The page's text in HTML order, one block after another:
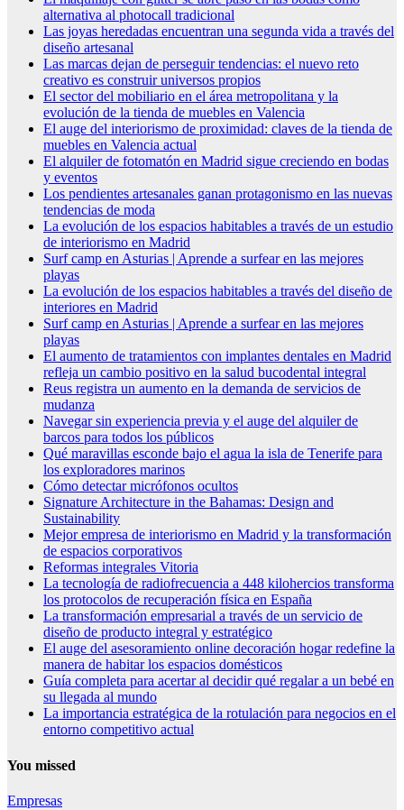
alternativa al photocall tradicional
Las joyas heredadas encuentran una segunda vida a través del
diseño artesanal
Las marcas dejan de perseguir tendencias: el nuevo reto
creativo es construir universos propios
El sector del mobiliario en el área metropolitana y la
evolución de la tienda de muebles en Valencia
El auge del interiorismo de proximidad: claves de la tienda de
muebles en Valencia actual
El alquiler de fotomatón en Madrid sigue creciendo en bodas
y eventos
Los pendientes artesanales ganan protagonismo en las nuevas
tendencias de moda
La evolución de los espacios habitables a través de un estudio
de interiorismo en Madrid
Surf camp en Asturias | Aprende a surfear en las mejores
playas
La evolución de los espacios habitables a través del diseño de
interiores en Madrid
Surf camp en Asturias | Aprende a surfear en las mejores
playas
El aumento de tratamientos con implantes dentales en Madrid
refleja un cambio positivo en la salud bucodental integral
Reus registra un aumento en la demanda de servicios de
mudanza
Navegar sin experiencia previa y el auge del alquiler de
barcos para todos los públicos
Qué maravillas esconde bajo el agua la isla de Tenerife para
los exploradores marinos
Cómo detectar micrófonos ocultos
Signature Architecture in the Bahamas: Design and
Sustainability
Mejor empresa de interiorismo en Madrid y la transformación
de espacios corporativos
Reformas integrales Vitoria
La tecnología de radiofrecuencia a 448 kilohercios transforma
los protocolos de recuperación física en España
La transformación empresarial a través de un servicio de
diseño de producto integral y estratégico
El auge del asesoramiento online decoración hogar redefine la
manera de habitar los espacios domésticos
Guía completa para acertar al decidir qué regalar a un bebé en
su llegada al mundo
La importancia estratégica de la rotulación para negocios en el
entorno competitivo actual
You missed
Empresas